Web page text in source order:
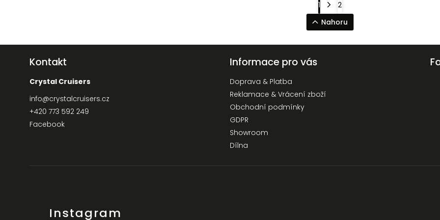
1
2
Nahoru
Kontakt
Crystal Cruisers
info@crystalcruisers.cz
+420 773 592 249
Facebook
Informace pro vás
Doprava & Platba
Reklamace & Vrácení zboží
Obchodní podmínky
GDPR
Showroom
Dílna
Instagram